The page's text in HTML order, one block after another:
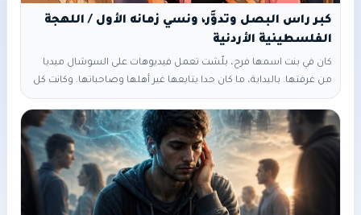
كبر راس البصل وتدوَّر، ونسي زمانه الأول / اللهجة
الفلسطينية الأردنية
كان في بنت اسمها فرح، بلّشت تعمل فيديوهات على السوشال ميديا
من غرفتها. بالبداية، ما كان حدا يتابعها غير أهلها وصاحباتها. وكانت كل
ما حدا يبعتلها تعليق او رسالة، ترد عليه بسرعة…..وإذا حدا طلب منها
نصيحة، بتساعده بكل حب. ومع الأيام، كبر حسابها، وصار عندها آلاف
المتابعين، وبلّشت الشركات تبعتلها هدايا و تحكي معها. بس شوي
شوي… تغيّرت. و إذا شافت رسالة من حدا من